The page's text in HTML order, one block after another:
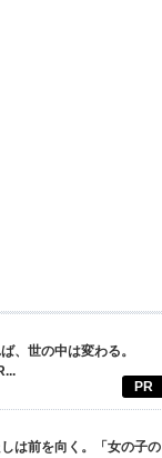
、世の中は変わる。
PR
は前を向く。「女の子の